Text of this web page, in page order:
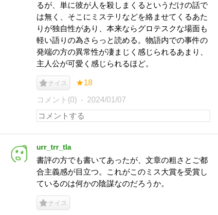
るが、単に彼が人を殺しまくるというだけの話で
は無く、そこにミステリなどを絡ませてくるあた
りが独自性があり、本来ならグロテスクな場面も
軽い語りの為さらっと読める。物語内での事件の
発端の方の異常性が凄まじく感じられるあまり、
主人公が可愛く感じられるほど。
ナイス ★18
コメント(0) 2024/01/07
urr_trr_tla
書評の方でも書いてあったが、文章の粗さとご都
合主義感が目立つ。これがこのミス大賞を受賞し
ているのは何かの陰謀なのだろうか。
ナイス